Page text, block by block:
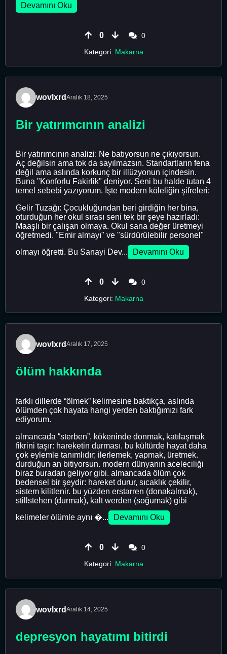
Devamını Oku
0
0
Kategori: Makarna
wovlxrd Aralık 18, 2025
Bir yatırımcının analizi
Bir yatırımcının analizi: Ne batıyorsun ne çıkıyorsun.
Aç değilsin ama tok da sayılmazsın. Standartların fena
değil ama aslında korkunç bir illüzyonun içindesin.
Buna "Konforlu Fakirlik" deniyor. Seni bu halde tutan 4
temel sebebi yazıyorum. İşte modern köleliğin şifreleri:
Gelir Tuzağı: Çocukluğundan beri girdiğin her bina,
oturduğun her okul sırası seni tek bir şeye hazırladı:
Maaşlı bir çalışan olmaya. Okul sana değer üretmeyi
öğretmedi. "Emir almayı" ve "sürdürülebilir personel"
olmayı öğretti. Bu Sanayi Dev...
Devamını Oku
0
0
Kategori: Makarna
wovlxrd Aralık 17, 2025
ölüm hakkında
farklı dillerde “ölmek” kelimesine baktıkça, aslında
ölümden çok hayata hangi yerden baktığımızı fark
ediyorum.
almancada “sterben”, kökeninde donmak, katılaşmak
fikrini taşır: hareketin durması. bu kültürde hayat daha
çok eylemle tanımlıdır; ilerlemek, yapmak, üretmek.
durduğun an bitiyorsun. modern dünyanın aceleciliği
biraz buradan geliyor gibi. almancada ölüm çok
bedensel bir şeydir: hareket durur, sıcaklık çekilir,
sistem kilitlenir. bu yüzden erstarren (donakalmak),
stillstehen (durmak), kalt werden (soğumak) gibi
kelimeler ölümle aynı �...
Devamını Oku
0
0
Kategori: Makarna
wovlxrd Aralık 14, 2025
depresyon hayatımı bitirdi